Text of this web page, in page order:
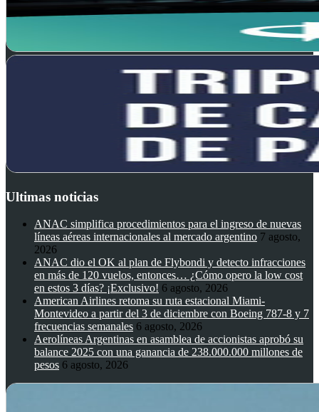
Ultimas noticias
ANAC simplifica procedimientos para el ingreso de nuevas
líneas aéreas internacionales al mercado argentino 7 agosto,
2026
ANAC dio el OK al plan de Flybondi y detecto infracciones
en más de 120 vuelos, entonces… ¿Cómo opero la low cost
en estos 3 días? ¡Exclusivo! 6 agosto, 2026
American Airlines retoma su ruta estacional Miami-
Montevideo a partir del 3 de diciembre con Boeing 787-8 y 7
frecuencias semanales 6 agosto, 2026
Aerolíneas Argentinas en asamblea de accionistas aprobó su
balance 2025 con una ganancia de 238.000.000 millones de
pesos 6 agosto, 2026